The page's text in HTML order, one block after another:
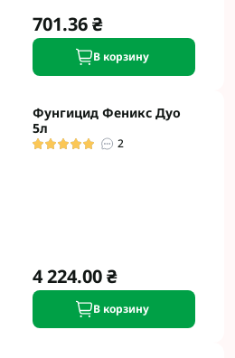
701.36 ₴
В корзину
Фунгицид Феникс Дуо
5л
2
4 224.00 ₴
В корзину